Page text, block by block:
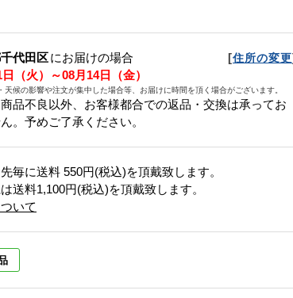
代田区にお届けの場合 [住所の変更
（火）～08月14日（金）
天候の影響や注文が集中した場合等、お届けに時間を頂く場合がございます。
品不良以外、お客様都合での返品・交換は承ってお
。予めご了承ください。
毎に送料 550円(税込)を頂戴致します。
送料1,100円(税込)を頂戴致します。
いて